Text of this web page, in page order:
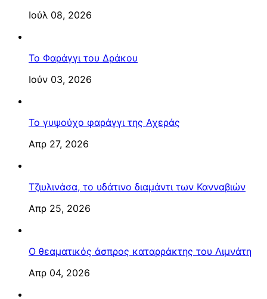
Ιούλ 08, 2026
Το Φαράγγι του Δράκου
Ιούν 03, 2026
Το γυψούχο φαράγγι της Αχεράς
Απρ 27, 2026
Τζιυλινάσα, το υδάτινο διαμάντι των Κανναβιών
Απρ 25, 2026
Ο θεαματικός άσπρος καταρράκτης του Λιμνάτη
Απρ 04, 2026